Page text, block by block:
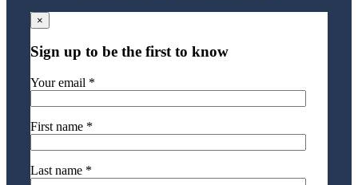
×
Sign up to be the first to know
Your email *
First name *
Last name *